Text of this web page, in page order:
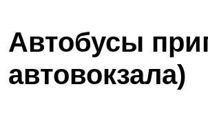
Автобусы
автовокзала)